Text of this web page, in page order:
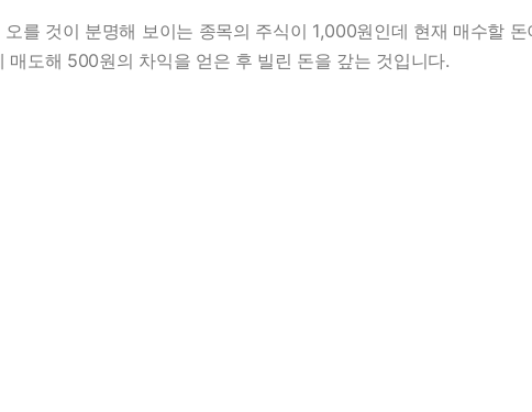
오를 것이 분명해 보이는 종목의 주식이 1,000원인데 현재 매수할
매도해 500원의 차익을 얻은 후 빌린 돈을 갚는 것입니다.